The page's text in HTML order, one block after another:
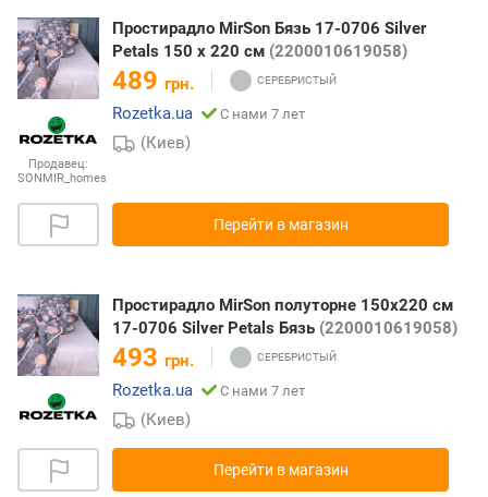
Продавец:
SONMIR_homes
Простирадло MirSon Бязь 17-0706 Silver
Petals 150 х 220 см (2200010619058)
489 грн.
Rozetka.ua
С нами 7 лет
(Киев)
Перейти в магазин
Простирадло MirSon полуторне 150x220 см
17-0706 Silver Petals Бязь (2200010619058)
493 грн.
Rozetka.ua
С нами 7 лет
(Киев)
Перейти в магазин